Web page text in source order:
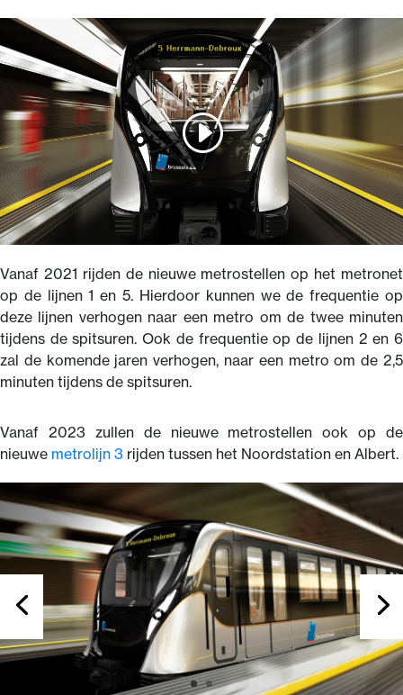
Vanaf 2021 rijden de nieuwe metrostellen op het metronet
op de lijnen 1 en 5. Hierdoor kunnen we de frequentie op
deze lijnen verhogen naar een metro om de twee minuten
tijdens de spitsuren. Ook de frequentie op de lijnen 2 en 6
zal de komende jaren verhogen, naar een metro om de 2,5
minuten tijdens de spitsuren.
Vanaf 2023 zullen de nieuwe metrostellen ook op de
nieuwe metrolijn 3 rijden tussen het Noordstation en Albert.